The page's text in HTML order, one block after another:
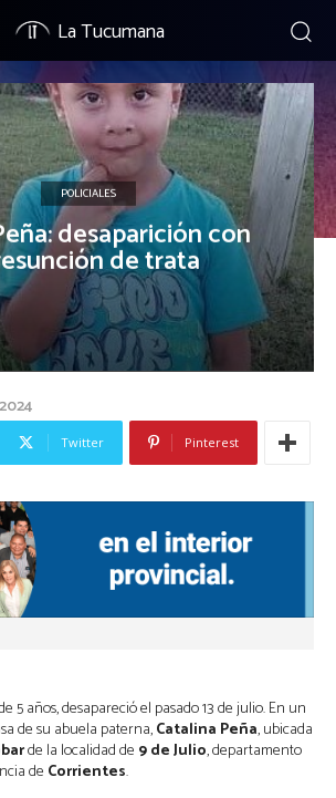
La Tucumana
POLICIALES
desaparición con
de trata
Twitter Pinterest
5 años, desapareció el pasado 13 de julio. En un
de su abuela paterna, Catalina Peña, ubicada
de la localidad de 9 de Julio, departamento
de Corrientes.